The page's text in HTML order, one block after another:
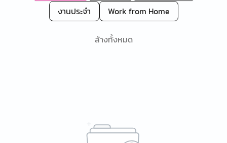
งานประจำ
Work from Home
ล้างทั้งหมด